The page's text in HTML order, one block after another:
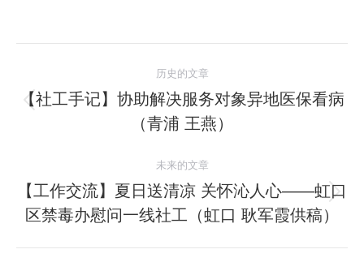
章
历史的文章
历
史
章：
【社工手记】协助解决服务对象异地医保看病
（青浦 王燕）
未来的文章
未
来
的
【工作交流】夏日送清凉 关怀沁人心——虹口
区禁毒办慰问一线社工（虹口 耿军霞供稿）